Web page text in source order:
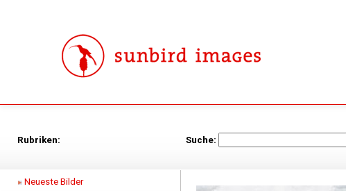
Rubriken: Suche:
Neueste Bilder